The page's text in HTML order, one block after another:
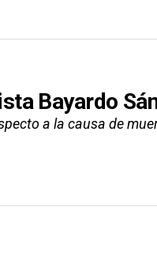
Bayardo
a la causa de